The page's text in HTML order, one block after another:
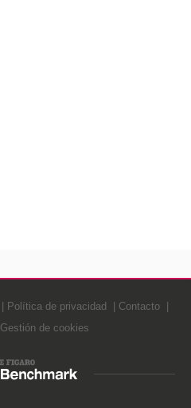
Política de privacidad
Contacto
Gestión de cookies